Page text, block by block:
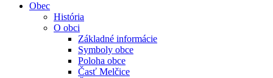
Obec
História
O obci
Základné informácie
Symboly obce
Poloha obce
Časť Melčice